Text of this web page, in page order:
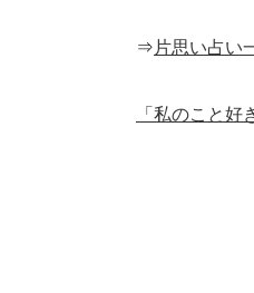
⇒ 片思い占い
「私のこと